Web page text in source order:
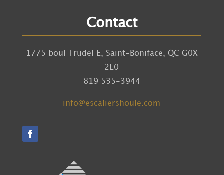
Contact
1775 boul Trudel E, Saint-Boniface, QC G0X
2L0
819 535-3944
info@escaliershoule.com